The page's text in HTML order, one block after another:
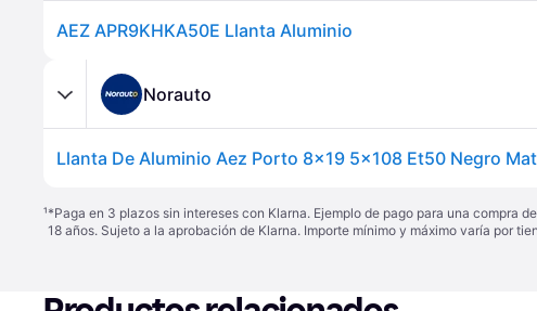
AEZ APR9KHKA50E Llanta Aluminio
Norauto
Llanta De Aluminio Aez Porto 8x19 5x108 Et50 Negro
¹*Paga en 3 plazos sin intereses con Klarna. Ejemplo de pago para una compra
18 años. Sujeto a la aprobación de Klarna. Importe mínimo y máximo varía por